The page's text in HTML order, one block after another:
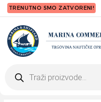
TRENUTNO SMO ZATVORENI!
search